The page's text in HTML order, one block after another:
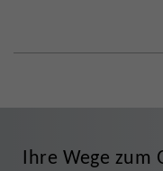
Ihre Wege zum